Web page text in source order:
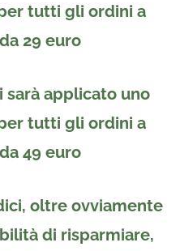
tutti gli ordini a
29 euro
sarà applicato uno
tutti gli ordini a
49 euro
oltre ovviamente
di risparmiare,